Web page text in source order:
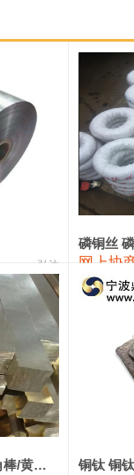
18,000—18,200
10,400—14,200
弘达 网上协
供应优质黄铜棒/六角棒/黄铜方板 铜钛 铜